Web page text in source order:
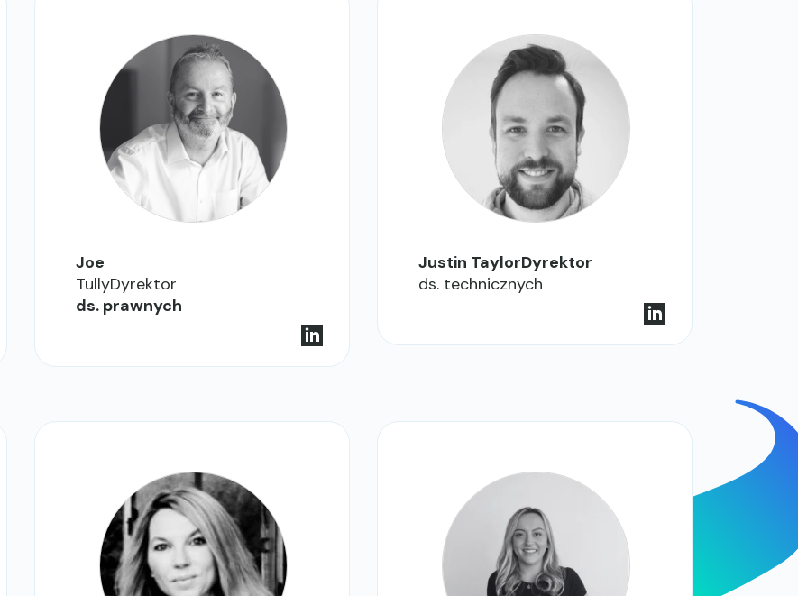
Joe
TullyDyrektor
ds. prawnych
Justin TaylorDyrektor
ds. technicznych